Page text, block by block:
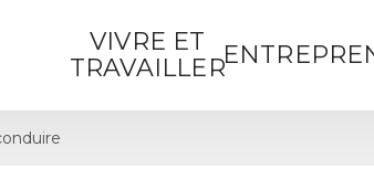
VIVRE ET
TRAVAILLER